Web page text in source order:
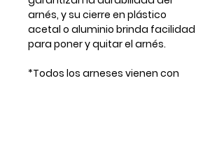
arnés, y su cierre en plástico
acetal o aluminio brinda facilidad
para poner y quitar el arnés.
*Todos los arneses vienen con